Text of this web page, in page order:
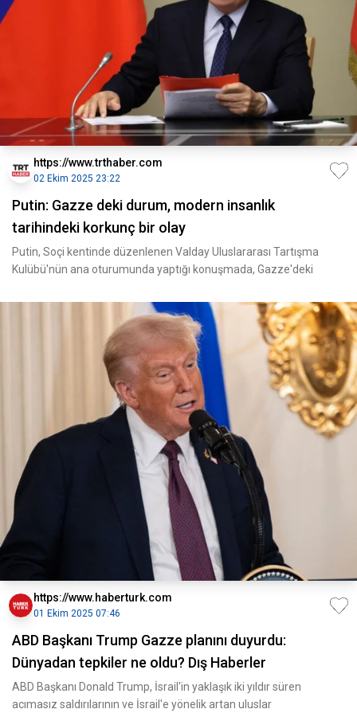
https://www.trthaber.com
02 Ekim 2025 23:22
Putin: Gazze deki durum, modern insanlık
tarihindeki korkunç bir olay
Putin, Soçi kentinde düzenlenen Valday Uluslararası Tartışma
Kulübü'nün ana oturumunda yaptığı konuşmada, Gazze'deki
https://www.haberturk.com
01 Ekim 2025 07:46
ABD Başkanı Trump Gazze planını duyurdu:
Dünyadan tepkiler ne oldu? Dış Haberler
ABD Başkanı Donald Trump, İsrail'in yaklaşık iki yıldır süren
acımasız saldırılarının ve İsrail'e yönelik artan uluslar